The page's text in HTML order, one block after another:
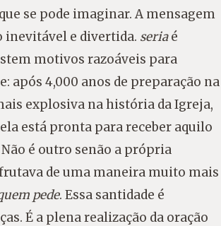
se pode imaginar. A mensagem
inevitável e divertida. seriaé
motivos razoáveis ​​para
após 4,000 anos de preparação na
explosiva na história da Igreja,
está pronta para receber aquilo
é outro senão a própria
de uma maneira muito mais
pede. Essa santidade é
É a plena realização da oração